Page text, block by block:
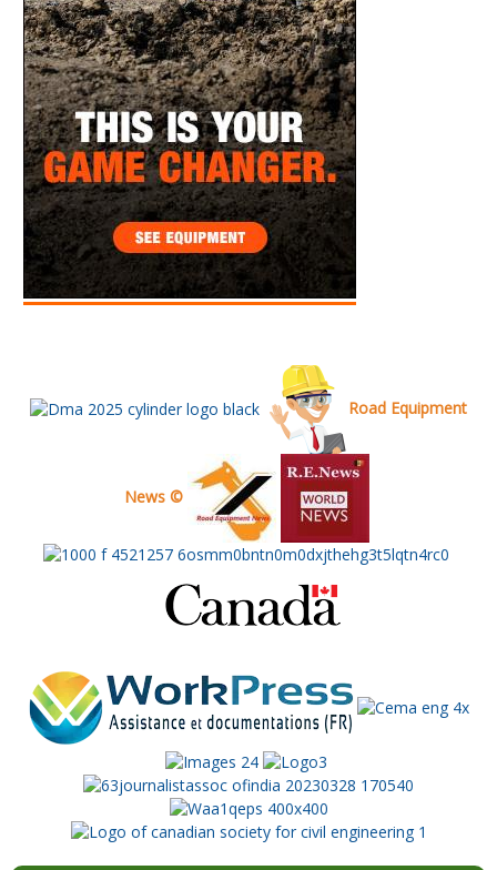
Road Equipment
News ©